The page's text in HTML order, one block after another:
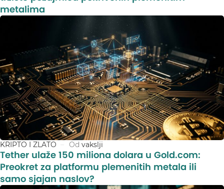
metalima
KRIPTO I ZLATO Od vakslji
Tether ulaže 150 miliona dolara u Gold.com:
Preokret za platformu plemenitih metala ili
samo sjajan naslov?